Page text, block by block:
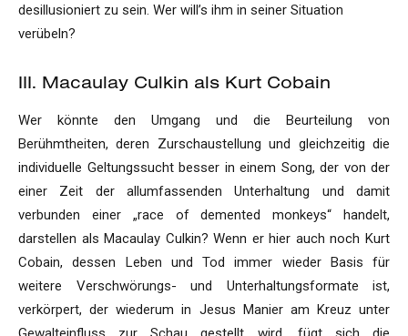
desillusioniert zu sein. Wer will’s ihm in seiner Situation
verübeln?
III. Macaulay Culkin als Kurt Cobain
Wer könnte den Umgang und die Beurteilung von
Berühmtheiten, deren Zurschaustellung und gleichzeitig die
individuelle Geltungssucht besser in einem Song, der von der
einer Zeit der allumfassenden Unterhaltung und damit
verbunden einer „race of demented monkeys“ handelt,
darstellen als Macaulay Culkin? Wenn er hier auch noch Kurt
Cobain, dessen Leben und Tod immer wieder Basis für
weitere Verschwörungs- und Unterhaltungsformate ist,
verkörpert, der wiederum in Jesus Manier am Kreuz unter